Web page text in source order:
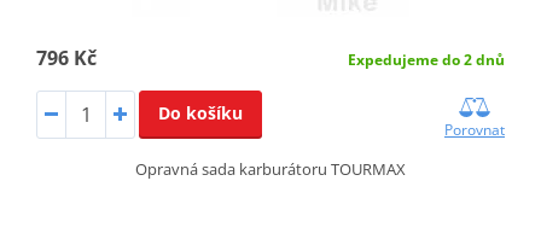
796 Kč Expedujeme do 2 dnů
Do košíku
Porovnat
Opravná sada karburátoru TOURMAX